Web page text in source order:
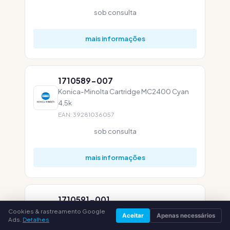
sob consulta
mais informações
1710589-007
Konica-Minolta Cartridge MC2400 Cyan
4,5k
EAN: 39281036057
sob consulta
mais informações
1710591-001
Konica-Minolta Drum MC 2400 45k
Cookies & rastreamento Google
Ads. Detalhes Aceitar Apenas necessários